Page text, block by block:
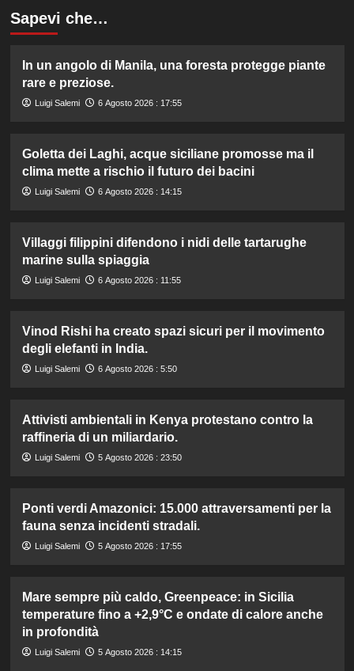
Sapevi che…
In un angolo di Manila, una foresta protegge piante
rare e preziose.
Luigi Salemi 6 Agosto 2026 : 17:55
Goletta dei Laghi, acque siciliane promosse ma il
clima mette a rischio il futuro dei bacini
Luigi Salemi 6 Agosto 2026 : 14:15
Villaggi filippini difendono i nidi delle tartarughe
marine sulla spiaggia
Luigi Salemi 6 Agosto 2026 : 11:55
Vinod Rishi ha creato spazi sicuri per il movimento
degli elefanti in India.
Luigi Salemi 6 Agosto 2026 : 5:50
Attivisti ambientali in Kenya protestano contro la
raffineria di un miliardario.
Luigi Salemi 5 Agosto 2026 : 23:50
Ponti verdi Amazonici: 15.000 attraversamenti per la
fauna senza incidenti stradali.
Luigi Salemi 5 Agosto 2026 : 17:55
Mare sempre più caldo, Greenpeace: in Sicilia
temperature fino a +2,9°C e ondate di calore anche
in profondità
Luigi Salemi 5 Agosto 2026 : 14:15